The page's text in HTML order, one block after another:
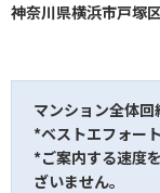
利用規約
お問合せ
神奈川県横浜市戸塚
マンション全体回
*ベストエフォー
*ご案内する速度
ざいません。